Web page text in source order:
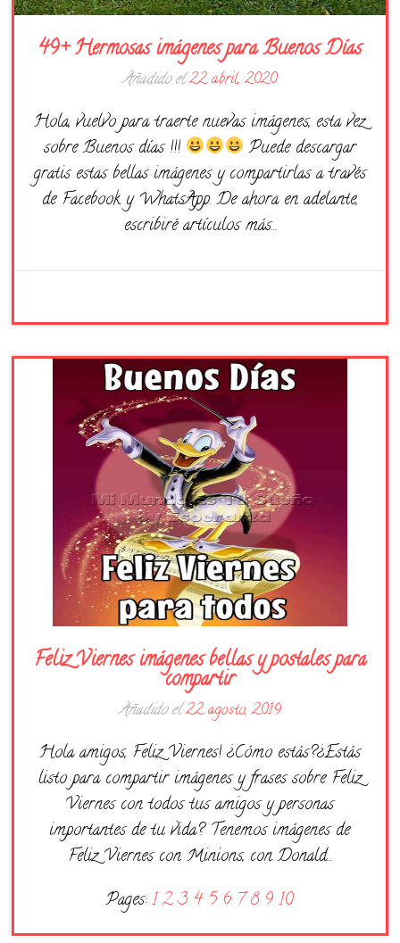
49+ Hermosas imágenes para Buenos Días
Añadido el22 abril, 2020
Hola, vuelvo para traerte nuevas imágenes, esta vez
sobre Buenos días !!!
Puede descargar
gratis estas bellas imágenes y compartirlas a través
de Facebook y WhatsApp. De ahora en adelante,
escribiré artículos más…
Feliz Viernes imágenes bellas y postales para
compartir
Añadido el22 agosto, 2019
Hola amigos, Feliz Viernes! ¿Cómo estás?¿Estás
listo para compartir imágenes y frases sobre Feliz
Viernes con todos tus amigos y personas
importantes de tu vida? Tenemos imágenes de
Feliz Viernes con Minions, con Donald…
Pages:1 2 3 4 5 6 7 8 9 10